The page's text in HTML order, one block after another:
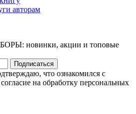
авторам
новинки, акции и топовые
Подписаться
что ознакомился с
на обработку персональных